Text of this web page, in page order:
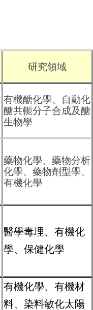
研究領域
有機醣化學、自動化
醣共軛分子合成及醣
生物學
藥物化學、藥物分析
化學、藥物劑型學、
有機化學
醫學毒理、有機化
學、保健化學
有機化學、有機材
料、染料敏化太陽